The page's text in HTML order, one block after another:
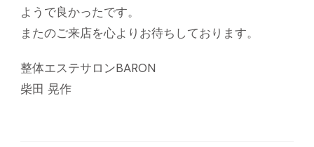
ようで良かったです。
またのご来店を心よりお待ちしております。
整体エステサロンBARON
柴田 晃作